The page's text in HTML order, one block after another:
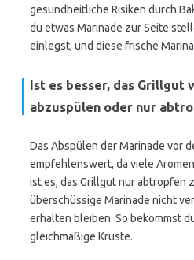
gesundheitliche Risiken durch
du etwas Marinade zur Seite
einlegst, und diese frische
Ist es besser, das Grillgut
abzuspülen oder nur
Das Abspülen der Marinade vor
empfehlenswert, da viele
ist es, das Grillgut nur abtropfen
überschüssige Marinade nicht
erhalten bleiben. So bekommst
gleichmäßige Kruste.